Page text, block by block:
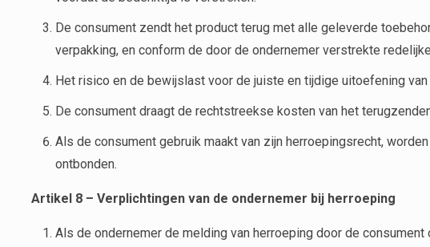
De consument zendt het product terug met alle geleverde
verpakking, en conform de door de ondernemer verstrekte
Het risico en de bewijslast voor de juiste en tijdige uitoefening
De consument draagt de rechtstreekse kosten van het
Als de consument gebruik maakt van zijn herroepingsrecht,
ontbonden.
Artikel 8 – Verplichtingen van de ondernemer bij herroeping
Als de ondernemer de melding van herroeping door de